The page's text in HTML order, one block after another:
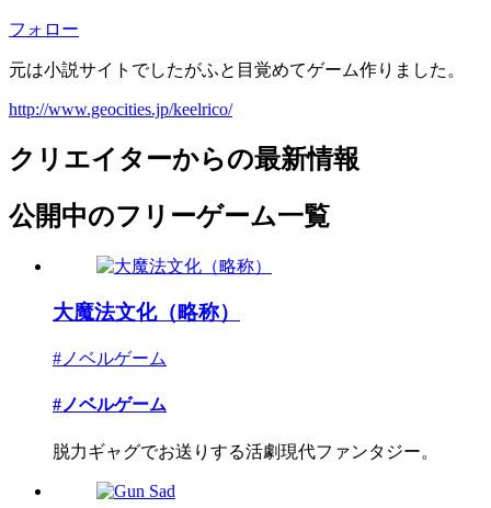
フォロー
元は小説サイトでしたがふと目覚めてゲーム作りました。
http://www.geocities.jp/keelrico/
クリエイターからの最新情報
公開中のフリーゲーム一覧
大魔法文化（略称）
#ノベルゲーム
#ノベルゲーム
脱力ギャグでお送りする活劇現代ファンタジー。